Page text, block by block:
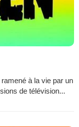
à la vie par un
de télévision...